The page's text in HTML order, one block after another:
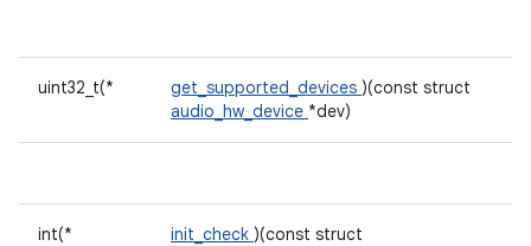
uint32_t(* get_supported_devices )(const struct
audio_hw_device *dev)
int(* init_check )(const struct